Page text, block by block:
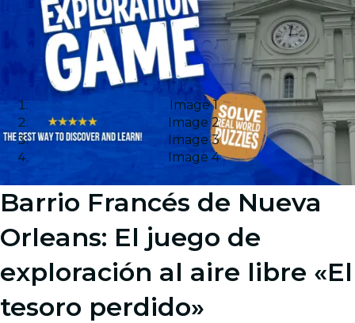
Image 1
Image 2
Image 3
Image 4
Barrio Francés de Nueva
Orleans: El juego de
exploración al aire libre «El
tesoro perdido»